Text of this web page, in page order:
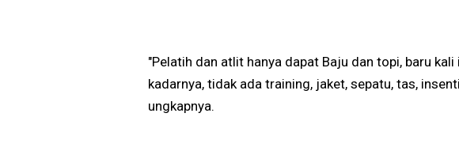
"Pelatih dan atlit hanya dapat Baju dan topi, baru
kadarnya, tidak ada training, jaket, sepatu, tas,
ungkapnya.